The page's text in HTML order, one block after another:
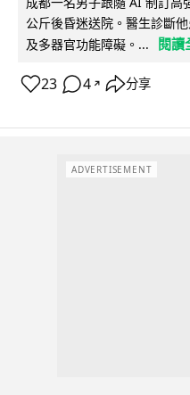
公斤後昏迷送院。醫生診斷
及多器官功能障礙。...
閱讀
23 4 ↗ 分享
ADVERTISEMENT